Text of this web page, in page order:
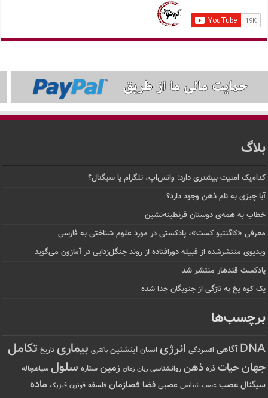
بلاگ
کدام‌یک امنیت بیشتری دارد: واتس‌اپ، تلگرام یا سیگنال؟
آیا چیزی به نام ذهن وجود دارد؟
خطاب به همه‌ی دوستان قرنطینه‌نشین
معرفی «کاگنتیو کست»، پادکستی در مورد علوم شناختی به فارسی
ویدیوی منتشرشده از قبیله دورافتاده‌ از روند جنگل‌زدایی در آمازون می‌گوید
پادکست قندهار منتشر شد
یک کوه یخ به تازگی از جنوبگان جدا شده
برچسب‌ها
DNA آگاهی افسردگی انرژی انسان اینشتین باکتری بیماری تاریخ تکامل
جهانحیات ذره ذهن روانشناسی زبان زمان زمین ستاره سلول سیاهچاله
سیگنال عصب عصب شناسی عصبی فضا فضازمان فلسفه فوتون فیزیک ماده